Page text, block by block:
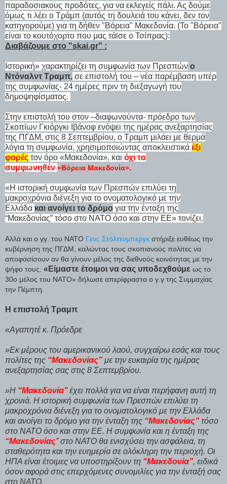
παραδοσιακους προδότες, για να εκλεγείς πάλι. Ας δούμε
όμως τι λέει ο Τράμπ (αυτός τη δουλειά του κάνει, δεν τον
κατηγορούμε) για τη δήθεν "Βόρεια" Μακεδονία. (Το "Βόρεια"
είναι το κουτόχορτο που μας τάϊσε ο Τσίπρας):
Διαβάζουμε στο "skai.gr" :
Ιστορική» χαρακτηρίζει τη συμφωνία των Πρεσπών ο
Ντόναλντ Τραμπ, σε επιστολή του – νέα παρέμβαση υπέρ
της συμφωνίας- 24 ημέρες πριν τη διεξαγωγή του
δημοψηφίσματος.
Στην επιστολή του στον –διαφωνούντα- πρόεδρο των
Σκοπίων Γκιόργκι Ιβάνοφ ενόψει της ημέρας ανεξαρτησίας
της ΠΓΔΜ, στις 8 Σεπτεμβρίου, ο Τραμπ μιλάει με θερμά
λόγια τη συμφωνία, χρησιμοποιώντας αποκλειστικά έξι
φορές τον όρο «Μακεδονία», και όχι το
συμφωνηθέν «Βόρεια Μακεδονία».
«Η ιστορική συμφωνία των Πρεσπών επιλύει τη
μακροχρόνια διένεξη για το ονοματολογικό με την
Ελλάδα και ανοίγει το δρόμο για την ένταξη της
“Μακεδονίας” τόσο στο ΝΑΤΟ όσο και στην ΕΕ» τονίζει.
Αλλά και ο γγ. του ΝΑΤΟ Γενς Στόλτενμπεργκ στήριξε ευθέως την
κυβέρνηση της ΠΓΔΜ, καλώντας τους σκοπιανούς πολίτες να
αποφασίσουν αν θα γίνουν μέλος της διεθνούς κοινότητας με την
ψήφο τους. «Είμαστε έτοιμοι να σας υποδεχθούμε ως το
30ο μέλος του ΝΑΤΟ» δήλωσε απερίφραστα ο γ.γ της Συμμαχίας
την Πέμπτη.
Η επιστολή Τραμπ
«Αγαπητέ κ. Πρόεδρε
»Εκ μέρους του αμερικανικού λαού, συγχαίρω εσάς και τους
πολίτες της “Μακεδονίας” με την ευκαιρία της ημέρας
ανεξαρτησίας σας στις 8 Σεπτεμβρίου.
»Η “Μακεδονία’’έχει πολλά για να είναι περήφανη αυτή τη
χρονιά. Η ιστορική συμφωνία των Πρεσπών επιλύει τη
μακροχρόνια διένεξη για το ονοματολογικό με την Ελλάδα
και ανοίγει το δρόμο για την ένταξη της “Μακεδονίας” τόσο
στο ΝΑΤΟ όσο και στην ΕΕ. Η συμφωνία και η ένταξη της
“Μακεδονίας” στο ΝΑΤΟ θα ενισχύσει την ασφάλεια, τη
σταθερότητα και την ευημερία σε ολόκληρη την περιοχή. Οι
ΗΠΑ είναι έτοιμες να υποστηρίξουν τη “Μακεδονία”, ειδικά
όσον αφορά στις επερχόμενες συνομιλίες για την ένταξή σας
στο ΝΑΤΟ.